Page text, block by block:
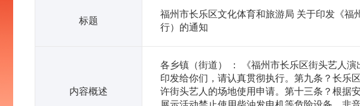
标题
福州市长乐区文化体育和旅游局 关于印发《福
行）的通知
内容概述
各乡镇（街道） ： 《福州市长乐区街头艺人
印发给你们，请认真贯彻执行。第九条？长乐
许街头艺人的场地使用申请。第十三条？根据